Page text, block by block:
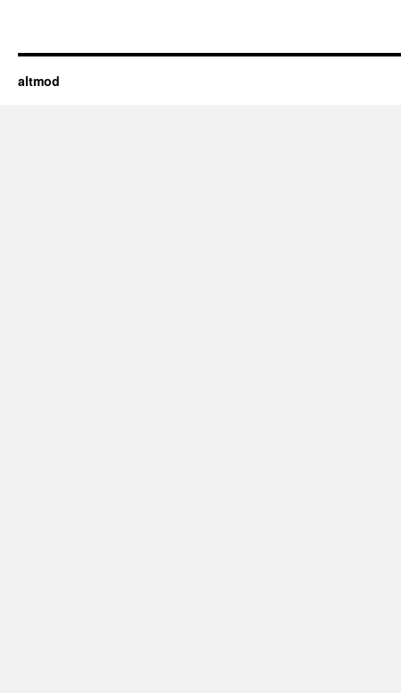
altmod